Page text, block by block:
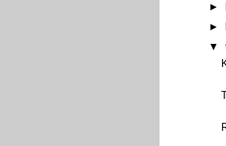
►
►
▼